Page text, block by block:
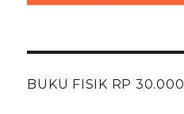
BUKU FISIK RP 30.000